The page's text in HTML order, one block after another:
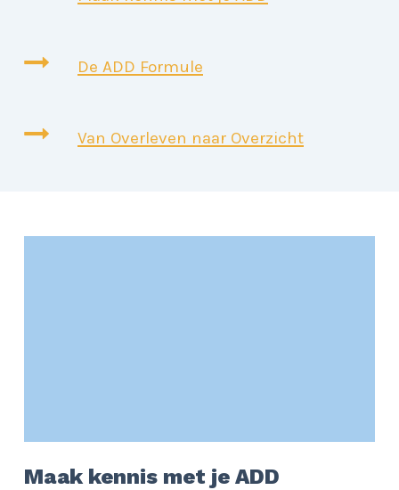
De ADD Formule
Van Overleven naar Overzicht
Maak kennis met je ADD